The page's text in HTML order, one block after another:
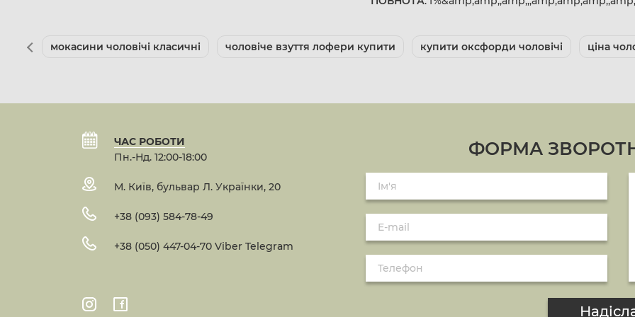
мокасини чоловічі класичні чоловіче взуття лофери купити купити оксфорди чоловічі ціна
ЧАС РОБОТИ
Пн.-Нд. 12:00-18:00
М. Київ, бульвар Л. Українки, 20
+38 (093) 584-78-49
+38 (050) 447-04-70 Viber Telegram
ФОРМА